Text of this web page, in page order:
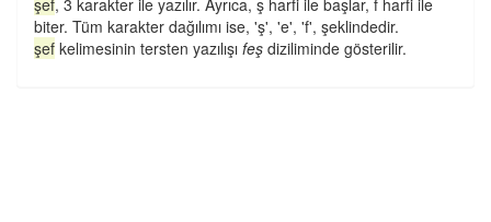
şef, 3 karakter ile yazılır. Ayrıca, ş harfi ile başlar, f harfi ile
biter. Tüm karakter dağılımı ise, 'ş', 'e', 'f', şeklindedir.
şef kelimesinin tersten yazılışı feş diziliminde gösterilir.